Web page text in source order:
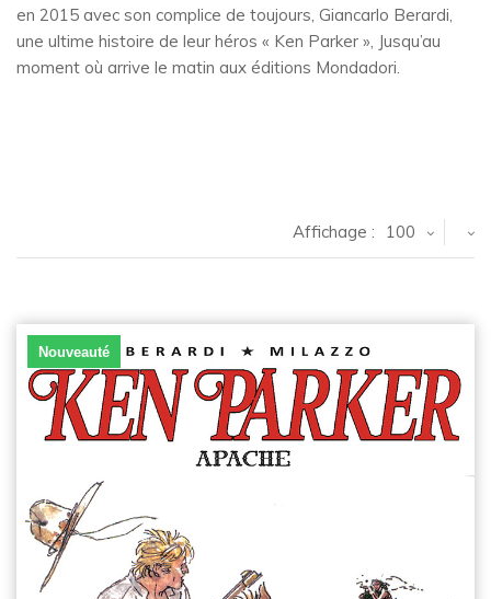
en 2015 avec son complice de toujours, Giancarlo Berardi,
une ultime histoire de leur héros « Ken Parker », Jusqu’au
moment où arrive le matin aux éditions Mondadori.
Affichage : 100
Nouveauté